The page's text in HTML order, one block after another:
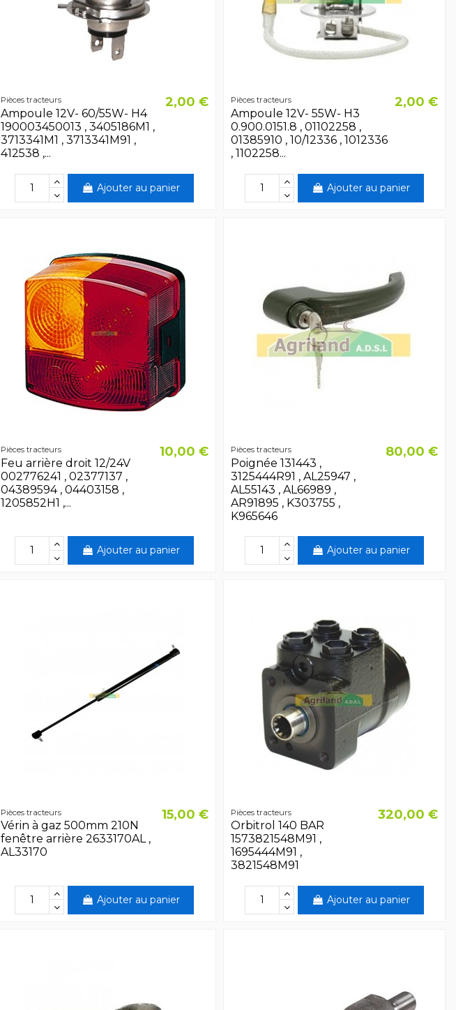
Pièces tracteurs
Ampoule 12V- 60/55W- H4
190003450013 , 3405186M1 ,
3713341M1 , 3713341M91 ,
412538 ,...
2,00 €
Ajouter au panier
Pièces tracteurs
Ampoule 12V- 55W- H3
0.900.0151.8 , 01102258 ,
01385910 , 10/12336 , 1012336
, 1102258...
2,00 €
Ajouter au panier
Pièces tracteurs
Feu arrière droit 12/24V
002776241 , 02377137 ,
04389594 , 04403158 ,
1205852H1 ,...
10,00 €
Ajouter au panier
Pièces tracteurs
Poignée 131443 ,
3125444R91 , AL25947 ,
AL55143 , AL66989 ,
AR91895 , K303755 ,
K965646
80,00 €
Ajouter au panier
Pièces tracteurs
Vérin à gaz 500mm 210N
fenêtre arrière 2633170AL ,
AL33170
15,00 €
Ajouter au panier
Pièces tracteurs
Orbitrol 140 BAR
1573821548M91 ,
1695444M91 ,
3821548M91
320,00 €
Ajouter au panier